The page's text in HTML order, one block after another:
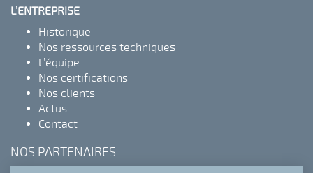
L’ENTREPRISE
Historique
Nos ressources techniques
L’équipe
Nos certifications
Nos clients
Actus
Contact
NOS PARTENAIRES